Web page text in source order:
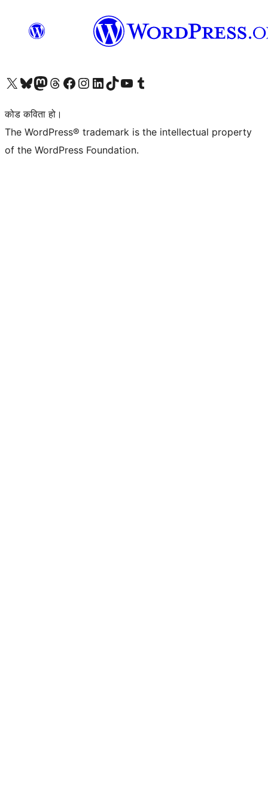
हाम्रो X (पहिले ट्विटर) खातामा जानुहोस्
हाम्रो Bluesky खाता भ्रमण गर्नुहोस्
हाम्रो म्यास्टोडन खाता भ्रमण गर्नुहोस्
हाम्रो थ्रेड्स खातामा जानुहोस्
हाम्रो फेसबुक पेजमा जानुहोस्
हाम्रो इन्स्टाग्राम खातामा जानुहोस्
हाम्रो लिङ्क्डइन खातामा जानुहोस्
हाम्रो TikTok खाता भ्रमण गर्नुहोस्
हाम्रो युट्युब च्यानलमा जानुहोस्
हाम्रो टम्बलर खाता भ्रमण गर्नुहोस्
कोड कविता हो।
The WordPress® trademark is the intellectual property
of the WordPress Foundation.